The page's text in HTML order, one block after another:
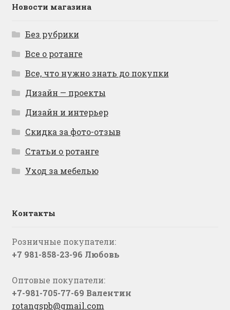
Новости магазина
Без рубрики
Все о ротанге
Все, что нужно знать до покупки
Дизайн — проекты
Дизайн и интерьер
Скидка за фото-отзыв
Статьи о ротанге
Уход за мебелью
Контакты
Розничные покупатели:
+7 981-858-23-96 Любовь
Оптовые покупатели:
+7-981-705-77-69 Валентин
rotangspb@gmail.com